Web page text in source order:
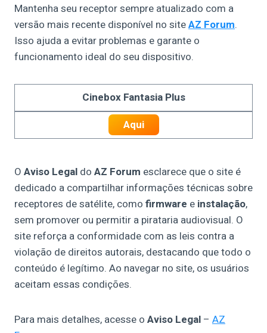
Mantenha seu receptor sempre atualizado com a
versão mais recente disponível no siteAZ Forum.
Isso ajuda a evitar problemas e garante o
funcionamento ideal do seu dispositivo.
Cinebox Fantasia Plus
Aqui
O Aviso Legal do AZ Forum esclarece que o site é
dedicado a compartilhar informações técnicas sobre
receptores de satélite, como firmware e instalação,
sem promover ou permitir a pirataria audiovisual. O
site reforça a conformidade com as leis contra a
violação de direitos autorais, destacando que todo o
conteúdo é legítimo. Ao navegar no site, os usuários
aceitam essas condições.
Para mais detalhes, acesse o Aviso Legal – AZ